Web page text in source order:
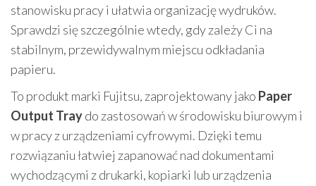
stanowisku pracy i ułatwia organizację wydruków.
Sprawdzi się szczególnie wtedy, gdy zależy Ci na
stabilnym, przewidywalnym miejscu odkładania
papieru.
To produkt marki Fujitsu, zaprojektowany jako Paper
Output Traydo zastosowań w środowisku biurowym i
w pracy z urządzeniami cyfrowymi. Dzięki temu
rozwiązaniu łatwiej zapanować nad dokumentami
wychodzącymi z drukarki, kopiarki lub urządzenia